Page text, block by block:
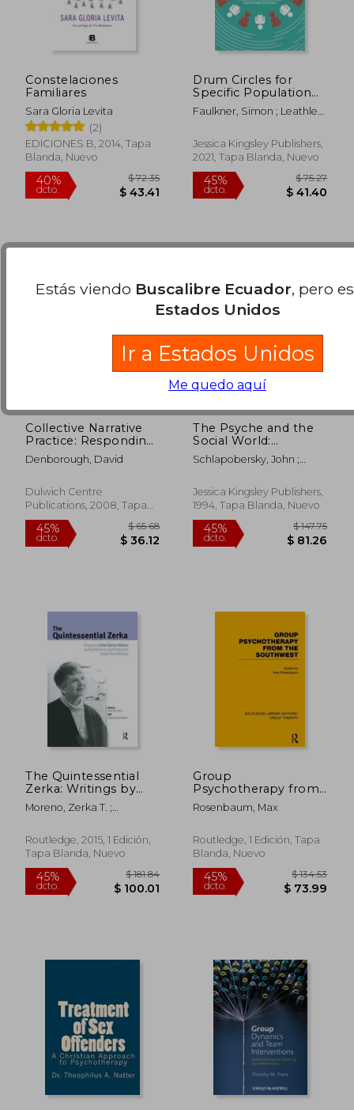
40%
$ 44.72 dcto. $
45%
dcto.
$ 44.32
$ 24.37
40%
dcto. $
Constelaciones
Familiares
Sara Gloria Levita
(2)
EDICIONES B, 2014, Tapa
Blanda, Nuevo
40% $ 72.35
Drum Circles for
Specific Population
Groups: An
Introduction to Drum
Therapeutic and
Educational
Faulkner, Simon ; Leathley,
Jessica Kingsley Publishers,
2021, Tapa Blanda, Nuevo
45%
Collective Narrative
Practice: Responding
To Individuals, Groups
And Communities
Experienced Trauma
(en Inglés)
Denborough, David
Dulwich Centre
Publications, 2008, Tapa
Blanda, Nuevo
The Psyche and the
Social World:
Developments in
Group-Analytic
Schlapobersky, John ;
Mario
Jessica Kingsley Publishers,
1994, Tapa Blanda, Nuevo
The Quintessential
Zerka: Writings by
Zerka Toeman
Moreno on
Sociometry and
Group
Inglés)
Moreno, Zerka T. ;
Routledge, 2015, 1 Edición,
Tapa Blanda, Nuevo
Group
Psychotherapy from
the Southwest (Rle:
Group Therapy) (en
Rosenbaum, Max
Routledge, 1 Edición, Tapa
Blanda, Nuevo
Estás viendo Buscalibre Ecuador, pero
Estados Unidos
Ir a Estados Unidos
Me quedo aquí